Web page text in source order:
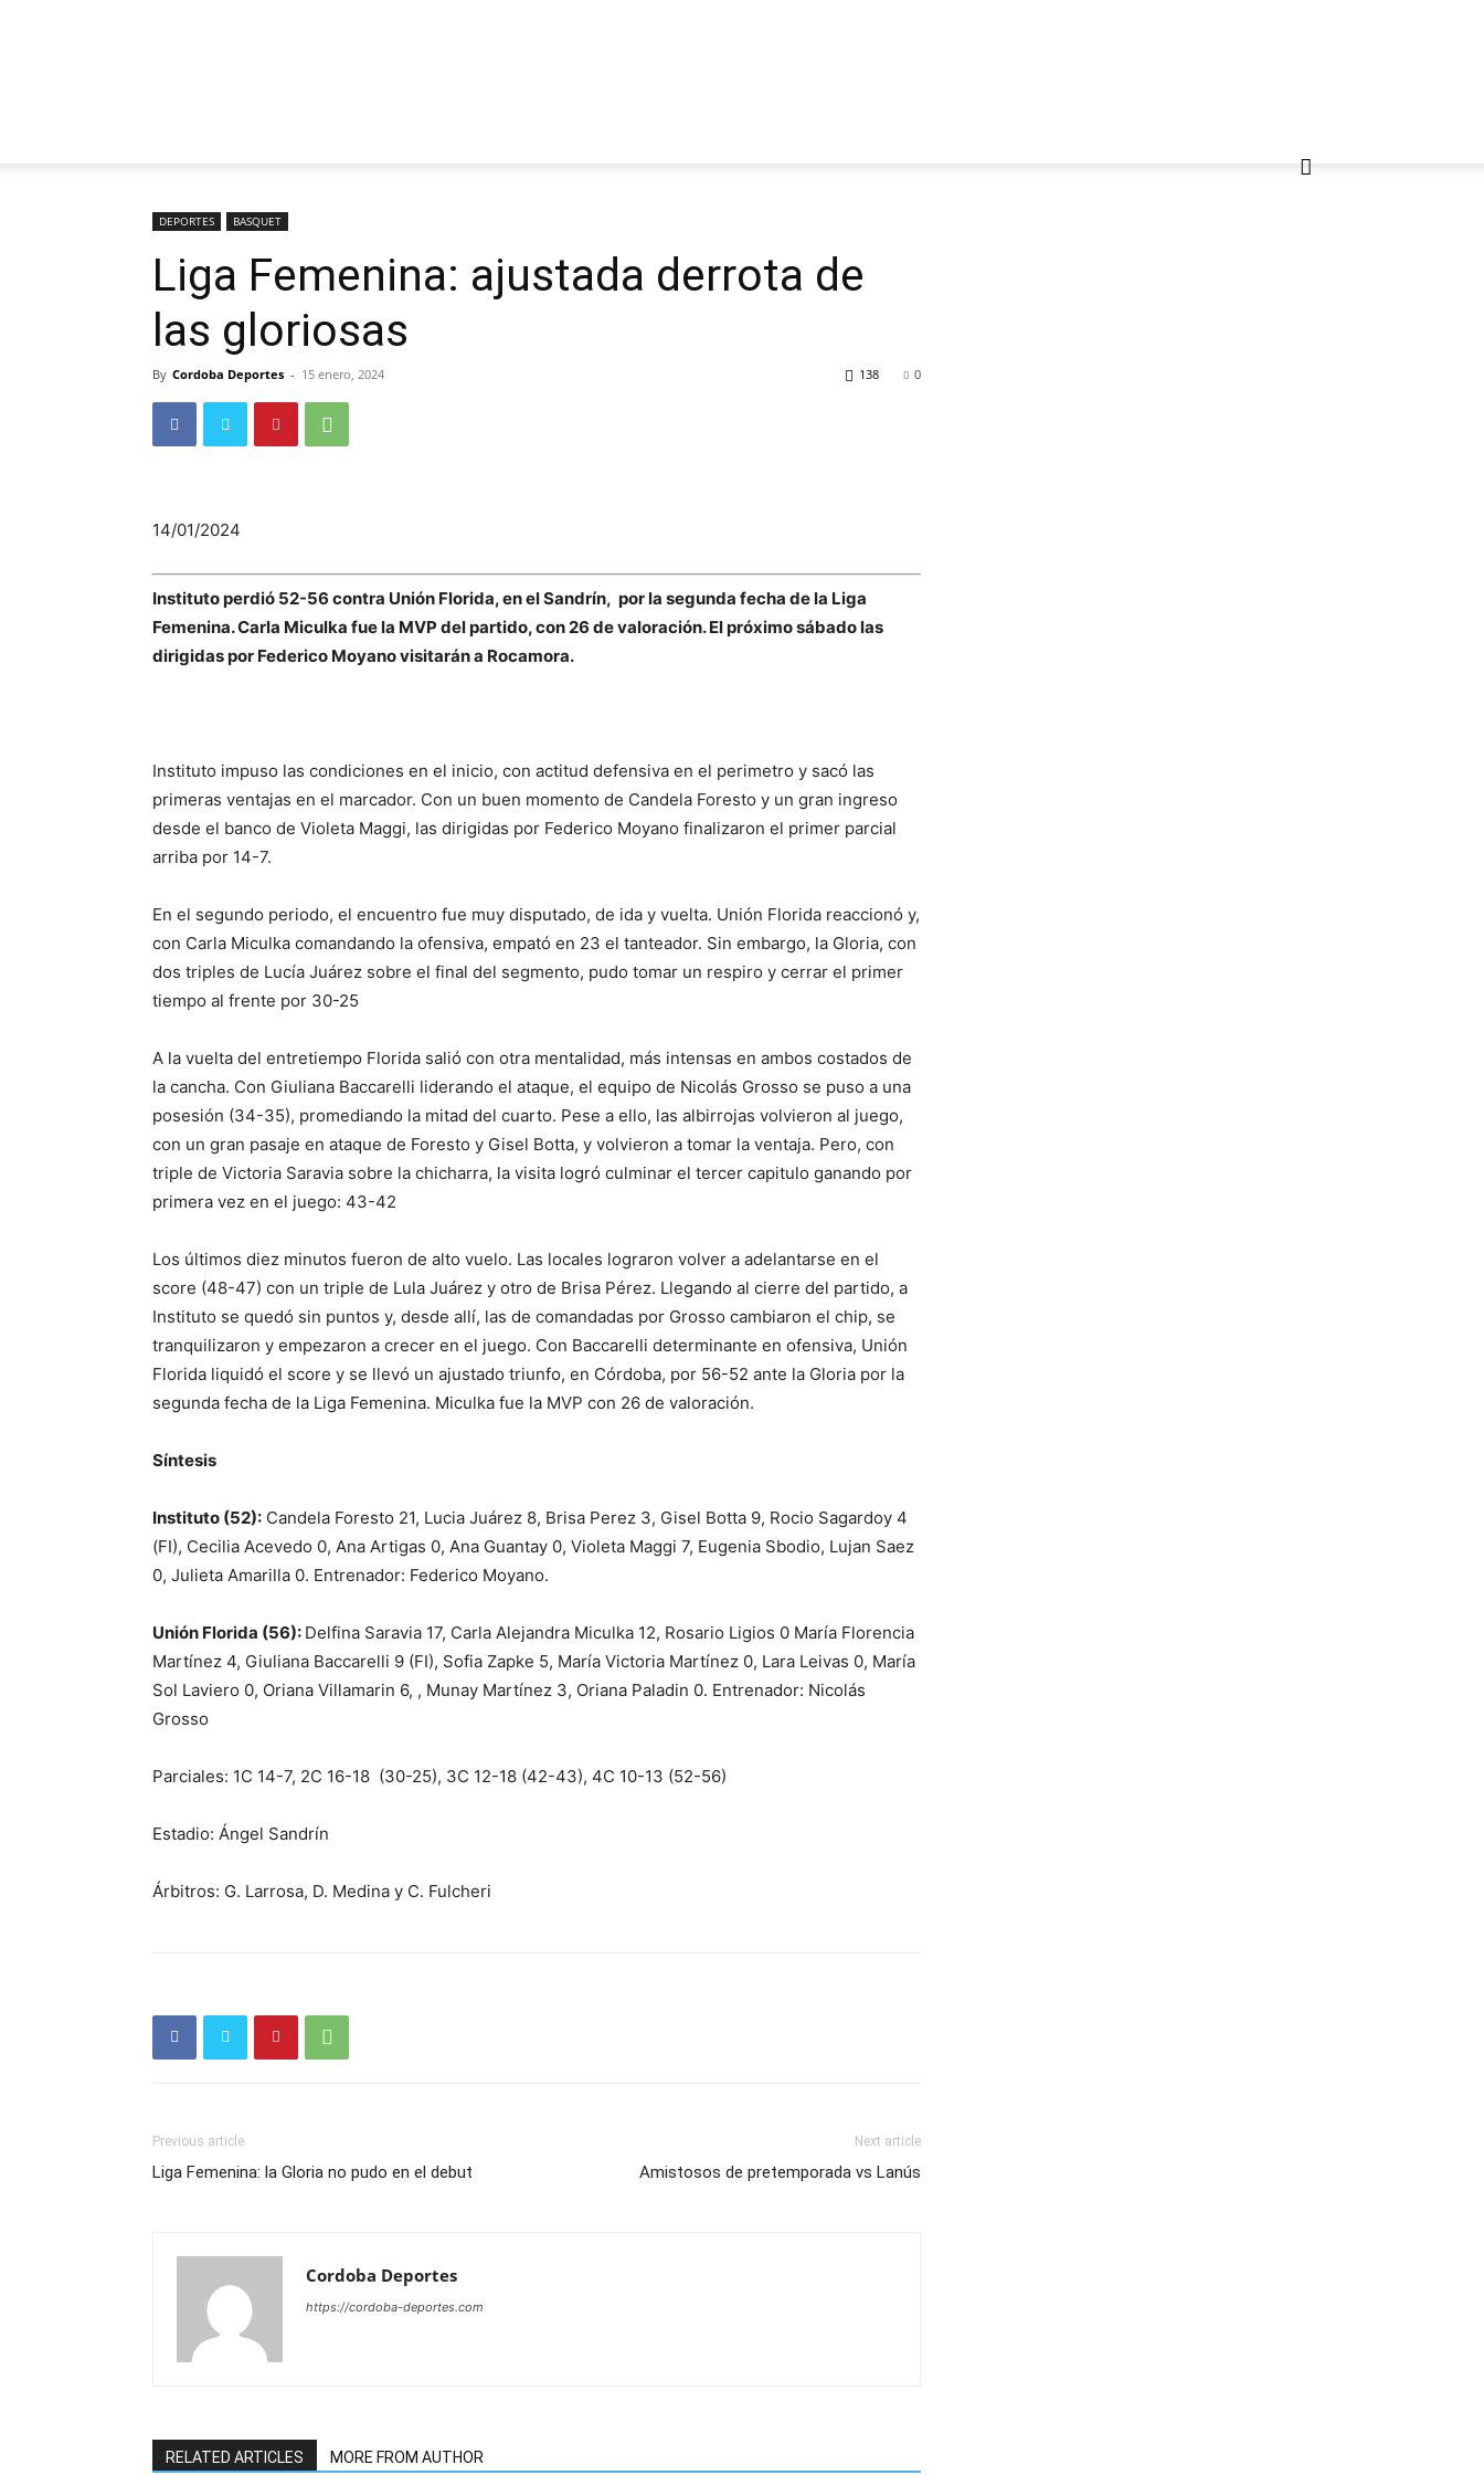
DEPORTES BASQUET
Liga Femenina: ajustada derrota de
las gloriosas
By Cordoba Deportes - 15 enero, 2024 0
138
14/01/2024
Instituto perdió 52-56 contra Unión Florida, en el Sandrín, por la segunda fecha de la Liga
Femenina. Carla Miculka fue la MVP del partido, con 26 de valoración. El próximo sábado las
dirigidas por Federico Moyano visitarán a Rocamora.
Instituto impuso las condiciones en el inicio, con actitud defensiva en el perimetro y sacó las
primeras ventajas en el marcador. Con un buen momento de Candela Foresto y un gran ingreso
desde el banco de Violeta Maggi, las dirigidas por Federico Moyano finalizaron el primer parcial
arriba por 14-7.
En el segundo periodo, el encuentro fue muy disputado, de ida y vuelta. Unión Florida reaccionó y,
con Carla Miculka comandando la ofensiva, empató en 23 el tanteador. Sin embargo, la Gloria, con
dos triples de Lucía Juárez sobre el final del segmento, pudo tomar un respiro y cerrar el primer
tiempo al frente por 30-25
A la vuelta del entretiempo Florida salió con otra mentalidad, más intensas en ambos costados de
la cancha. Con Giuliana Baccarelli liderando el ataque, el equipo de Nicolás Grosso se puso a una
posesión (34-35), promediando la mitad del cuarto. Pese a ello, las albirrojas volvieron al juego,
con un gran pasaje en ataque de Foresto y Gisel Botta, y volvieron a tomar la ventaja. Pero, con
triple de Victoria Saravia sobre la chicharra, la visita logró culminar el tercer capitulo ganando por
primera vez en el juego: 43-42
Los últimos diez minutos fueron de alto vuelo. Las locales lograron volver a adelantarse en el
score (48-47) con un triple de Lula Juárez y otro de Brisa Pérez. Llegando al cierre del partido, a
Instituto se quedó sin puntos y, desde allí, las de comandadas por Grosso cambiaron el chip, se
tranquilizaron y empezaron a crecer en el juego. Con Baccarelli determinante en ofensiva, Unión
Florida liquidó el score y se llevó un ajustado triunfo, en Córdoba, por 56-52 ante la Gloria por la
segunda fecha de la Liga Femenina. Miculka fue la MVP con 26 de valoración.
Síntesis
Instituto (52): Candela Foresto 21, Lucia Juárez 8, Brisa Perez 3, Gisel Botta 9, Rocio Sagardoy 4
(FI), Cecilia Acevedo 0, Ana Artigas 0, Ana Guantay 0, Violeta Maggi 7, Eugenia Sbodio, Lujan Saez
0, Julieta Amarilla 0. Entrenador: Federico Moyano.
Unión Florida (56): Delfina Saravia 17, Carla Alejandra Miculka 12, Rosario Ligios 0 María Florencia
Martínez 4, Giuliana Baccarelli 9 (FI), Sofia Zapke 5, María Victoria Martínez 0, Lara Leivas 0, María
Sol Laviero 0, Oriana Villamarin 6, , Munay Martínez 3, Oriana Paladin 0. Entrenador: Nicolás
Grosso
Parciales: 1C 14-7, 2C 16-18 (30-25), 3C 12-18 (42-43), 4C 10-13 (52-56)
Estadio: Ángel Sandrín
Árbitros: G. Larrosa, D. Medina y C. Fulcheri
Previous article
Liga Femenina: la Gloria no pudo en el debut
Next article
Amistosos de pretemporada vs Lanús
Cordoba Deportes
https://cordoba-deportes.com
RELATED ARTICLES MORE FROM AUTHOR